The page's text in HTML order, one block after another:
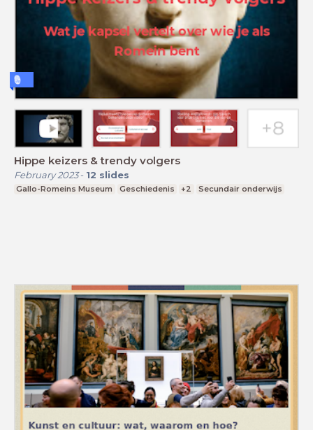
Hippe keizers & trendy volgers
February 2023- 12 slides
Gallo-Romeins Museum Geschiedenis +2 Secundair onderwijs